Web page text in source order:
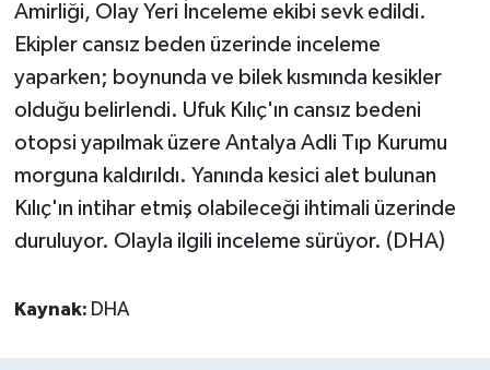
Amirliği, Olay Yeri İnceleme ekibi sevk edildi.
Ekipler cansız beden üzerinde inceleme
yaparken; boynunda ve bilek kısmında kesikler
olduğu belirlendi. Ufuk Kılıç'ın cansız bedeni
otopsi yapılmak üzere Antalya Adli Tıp Kurumu
morguna kaldırıldı. Yanında kesici alet bulunan
Kılıç'ın intihar etmiş olabileceği ihtimali üzerinde
duruluyor. Olayla ilgili inceleme sürüyor. (DHA)
Kaynak: DHA